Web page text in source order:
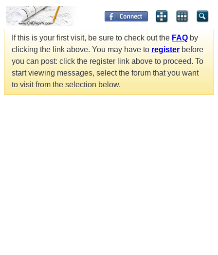
If this is your first visit, be sure to check out the FAQ by
clicking the link above. You may have to register before
you can post: click the register link above to proceed. To
start viewing messages, select the forum that you want
to visit from the selection below.